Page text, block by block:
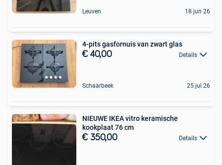
Leuven 18 jun 26
4-pits gasfornuis van zwart glas
€ 40,00 Details
Schaarbeek 25 jul 26
NIEUWE IKEA vitro keramische
kookplaat 76 cm
€ 350,00 Details